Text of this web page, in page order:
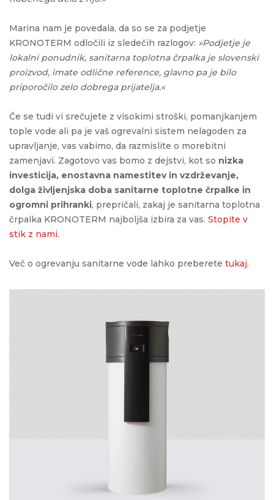
Marina nam je povedala, da so se za podjetje
KRONOTERM odločili iz sledečih razlogov: »Podjetje je
lokalni ponudnik, sanitarna toplotna črpalka je slovenski
proizvod, imate odlične reference, glavno pa je bilo
priporočilo zelo dobrega prijatelja.«
Če se tudi vi srečujete z visokimi stroški, pomanjkanjem
tople vode ali pa je vaš ogrevalni sistem nelagoden za
upravljanje, vas vabimo, da razmislite o morebitni
zamenjavi. Zagotovo vas bomo z dejstvi, kot so nizka
investicija, enostavna namestitev in vzdrževanje,
dolga življenjska doba sanitarne toplotne črpalke in
ogromni prihranki, prepričali, zakaj je sanitarna toplotna
črpalka KRONOTERM najboljša izbira za vas. Stopite v
stik z nami.
Več o ogrevanju sanitarne vode lahko preberete tukaj.